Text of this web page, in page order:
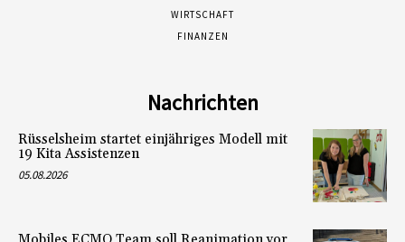
WIRTSCHAFT
FINANZEN
Nachrichten
Rüsselsheim startet einjähriges Modell mit
19 Kita Assistenzen
05.08.2026